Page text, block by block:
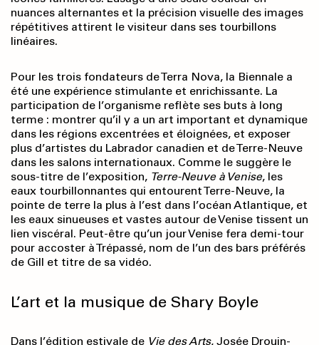
nuances alternantes et la précision visuelle des images
répétitives attirent le visiteur dans ses tourbillons
linéaires.
Pour les trois fondateurs de Terra Nova, la Biennale a
été une expérience stimulante et enrichissante. La
participation de l’organisme reflète ses buts à long
terme : montrer qu’il y a un art important et dynamique
dans les régions excentrées et éloignées, et exposer
plus d’artistes du Labrador canadien et de Terre-Neuve
dans les salons internationaux. Comme le suggère le
sous-titre de l’exposition, Terre-Neuve à Venise, les
eaux tourbillonnantes qui entourent Terre-Neuve, la
pointe de terre la plus à l’est dans l’océan Atlantique, et
les eaux sinueuses et vastes autour de Venise tissent un
lien viscéral. Peut-être qu’un jour Venise fera demi-tour
pour accoster à Trépassé, nom de l’un des bars préférés
de Gill et titre de sa vidéo.
L’art et la musique de Shary Boyle
Dans l’édition estivale de Vie des Arts, Josée Drouin-